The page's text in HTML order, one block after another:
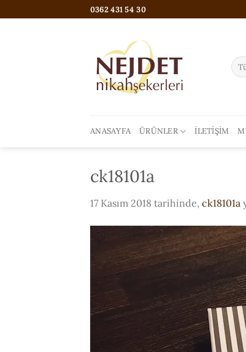
atla
0362 431 54 30
ANASAYFA ÜRÜNLER İLETIŞIM
ck18101a
17 Kasım 2018 tarihinde, ck18101a